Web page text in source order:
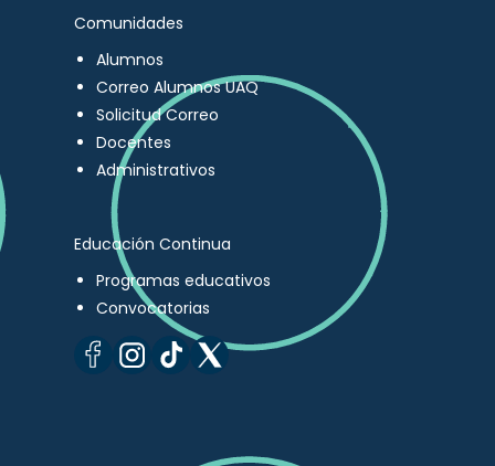
Comunidades
Alumnos
Correo Alumnos UAQ
Solicitud Correo
Docentes
Administrativos
Educación Continua
Programas educativos
Convocatorias